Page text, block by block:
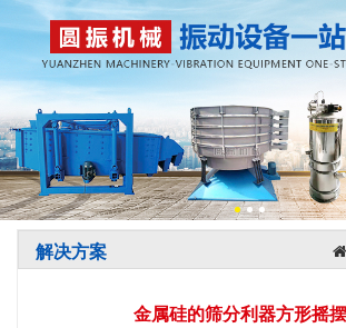
解决方案
金属硅的筛分利器方形摇